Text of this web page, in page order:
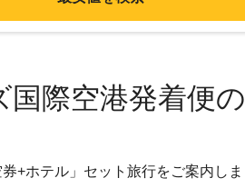
際空港発着便の
+ホテル」セット旅行をご案内しま